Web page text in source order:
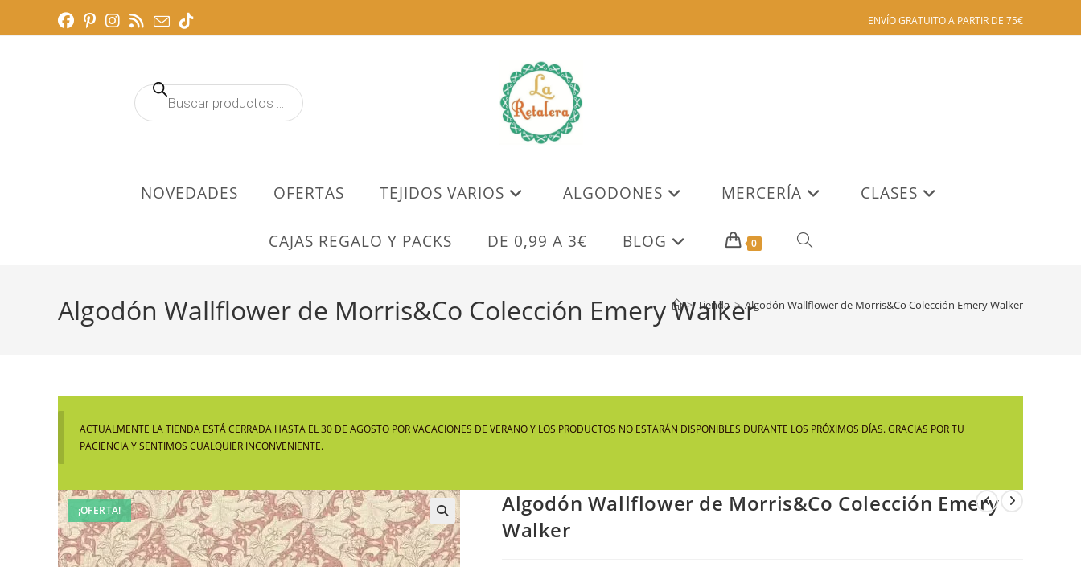
ENVÍO GRATUITO A PARTIR DE 75€
Búsqueda
de
NOVEDADES OFERTAS TEJIDOS VARIOS ALGODONES MERCERÍA CLASES
CAJAS REGALO Y PACKS DE 0,99 A 3€ BLOG 0 ALTERNAR
WEB
Algodón Wallflower de Morris&Co Colección Emery Walker
> Tienda > Algodón Wallflower de Morris&Co Colección Emery Walker
ACTUALMENTE LA TIENDA ESTÁ CERRADA HASTA EL 30 DE AGOSTO POR VACACIONES DE VERANO Y LOS PRODUCTOS NO ESTARÁN DISPONIBLES DURANTE LOS PRÓXIMOS DÍAS. GRACIAS POR TU
PACIENCIA Y SENTIMOS CUALQUIER INCONVENIENTE.
¡OFERTA!
🔍
Algodón Wallflower de Morris&Co Colección Emery
Walker